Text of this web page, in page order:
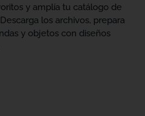
y amplía tu catálogo de
los archivos, prepara
y objetos con diseños